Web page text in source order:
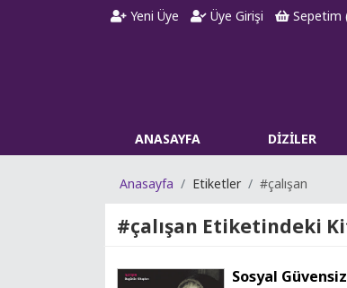
Yeni Üye Üye Girişi Sepetim
ANASAYFA DİZİLER
Anasayfa Etiketler #çalışan
#çalışan Etiketindeki
Sosyal